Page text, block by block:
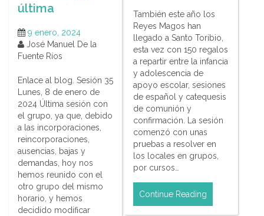
También este año los
Reyes Magos han
llegado a Santo Toribio,
esta vez con 150 regalos
a repartir entre la infancia
y adolescencia de
apoyo escolar, sesiones
de español y catequesis
de comunión y
confirmación. La sesión
comenzó con unas
pruebas a resolver en
los locales en grupos,
por cursos…
Continue Reading
última
9 enero, 2024
José Manuel De la
Fuente Ríos
Enlace al blog. Sesión 35
Lunes, 8 de enero de
2024 Última sesión con
el grupo, ya que, debido
a las incorporaciones,
reincorporaciones,
ausencias, bajas y
demandas, hoy nos
hemos reunido con el
otro grupo del mismo
horario, y hemos
decidido modificar